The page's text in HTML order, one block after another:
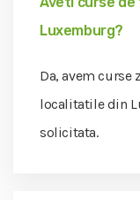
Luxemburg?
Da, avem curse
localitatile din
solicitata.